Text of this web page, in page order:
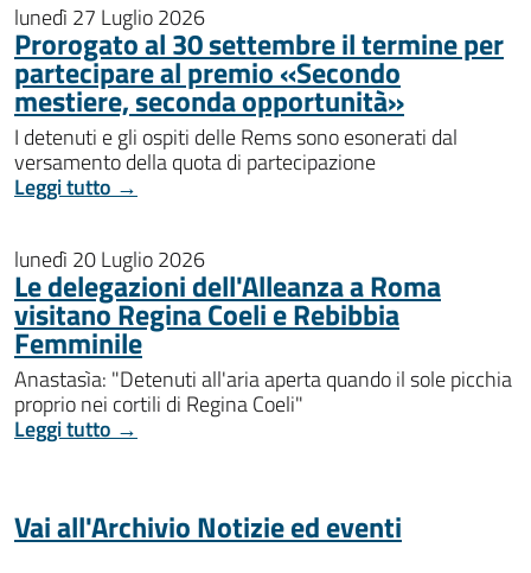
lunedì 27 Luglio 2026
Prorogato al 30 settembre il termine per
partecipare al premio «Secondo
mestiere, seconda opportunità»
I detenuti e gli ospiti delle Rems sono esonerati dal
versamento della quota di partecipazione
Leggi tutto →
lunedì 20 Luglio 2026
Le delegazioni dell'Alleanza a Roma
visitano Regina Coeli e Rebibbia
Femminile
Anastasìa: "Detenuti all'aria aperta quando il sole picchia
proprio nei cortili di Regina Coeli"
Leggi tutto →
Vai all'Archivio Notizie ed eventi